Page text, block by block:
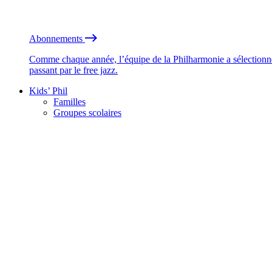
Abonnements
Comme chaque année, l’équipe de la Philharmonie a
passant par le free jazz.
Kids’ Phil
Familles
Groupes scolaires